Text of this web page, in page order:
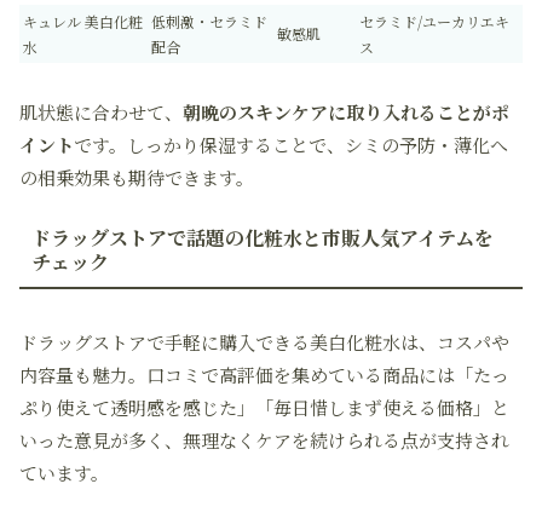
キュレル 美白化粧
水
低刺激・セラミド
配合
敏感肌
セラミド/ユーカリエキ
ス
肌状態に合わせて、 朝晩のスキンケアに取り入れることがポ
イントです。しっかり保湿することで、シミの予防・薄化へ
の相乗効果も期待できます。
ドラッグストアで話題の化粧水と市販人気アイテムを
チェック
ドラッグストアで手軽に購入できる美白化粧水は、コスパや
内容量も魅力。口コミで高評価を集めている商品には「たっ
ぷり使えて透明感を感じた」「毎日惜しまず使える価格」と
いった意見が多く、無理なくケアを続けられる点が支持され
ています。